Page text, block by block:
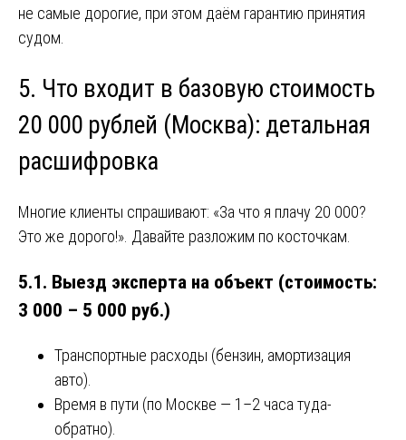
не самые дорогие, при этом даём гарантию принятия
судом.
5. Что входит в базовую стоимость
20 000 рублей (Москва): детальная
расшифровка
Многие клиенты спрашивают: «За что я плачу 20 000?
Это же дорого!». Давайте разложим по косточкам.
5.1. Выезд эксперта на объект (стоимость:
3 000 – 5 000 руб.)
Транспортные расходы (бензин, амортизация
авто).
Время в пути (по Москве — 1–2 часа туда-
обратно).